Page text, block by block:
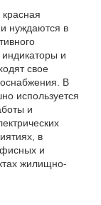
нуждаются в
и
свое
В
используется
и
в
и
жилищно-